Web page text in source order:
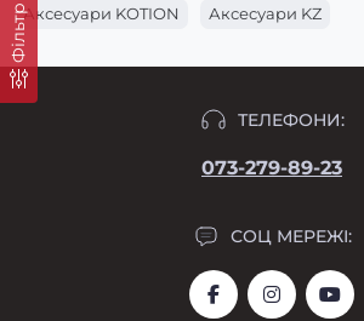
ФільтрАксесуари KOTION
Аксесуари KZ
ТЕЛЕФОНИ:
073-279-89-23
СОЦ МЕРЕЖІ: